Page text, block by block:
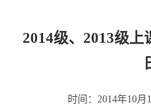
2014级、2013级上
时间： 2014年10月